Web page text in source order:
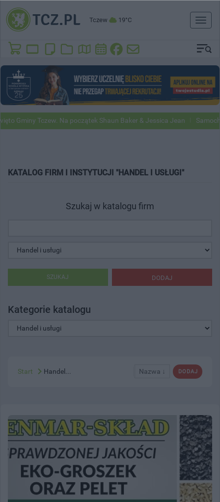
Tczew 19°C
Toggle
Tczew. Na początek Shaun Baker & Jessica Jean Samochody
KATALOG FIRM I INSTYTUCJI "HANDEL I USŁUGI"
Szukaj w katalogu firm
DODAJ
SZUKAJ
Kategorie katalogu
DODAJ
Nazwa ↓
Start Handel...